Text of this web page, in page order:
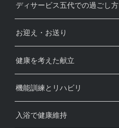
ディサービス五代での過ごし方
お迎え・お送り
健康を考えた献立
機能訓練とリハビリ
入浴で健康維持